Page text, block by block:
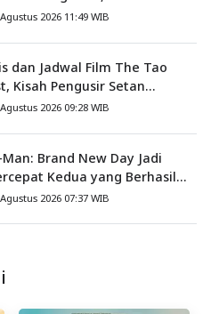
Bagas di Lokasi Jambore
2026 11:49 WIB
dan Jadwal Film The Tao
Kisah Pengusir Setan
Kutukan Mematikan
2026 09:28 WIB
Brand New Day Jadi
Kedua yang Berhasil
US$1 Miliar
2026 07:37 WIB